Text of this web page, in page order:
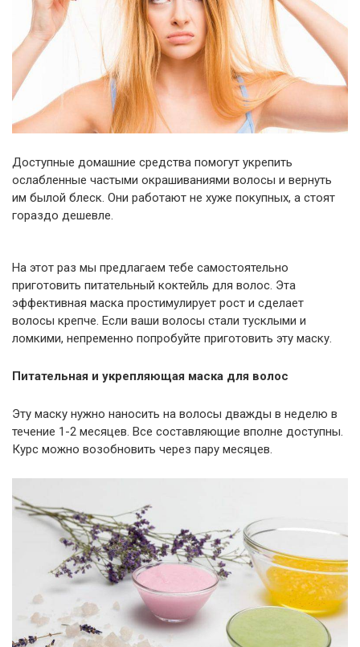
Доступные домашние средства помогут укрепить
ослабленные частыми окрашиваниями волосы и вернуть
им былой блеск. Они работают не хуже покупных, а стоят
гораздо дешевле.
На этот раз мы предлагаем тебе самостоятельно
приготовить питательный коктейль для волос. Эта
эффективная маска простимулирует рост и сделает
волосы крепче. Если ваши волосы стали тусклыми и
ломкими, непременно попробуйте приготовить эту маску.
Питательная и укрепляющая маска для волос
Эту маску нужно наносить на волосы дважды в неделю в
течение 1-2 месяцев. Все составляющие вполне доступны.
Курс можно возобновить через пару месяцев.